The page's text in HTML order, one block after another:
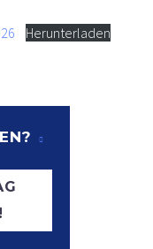
Herunterladen